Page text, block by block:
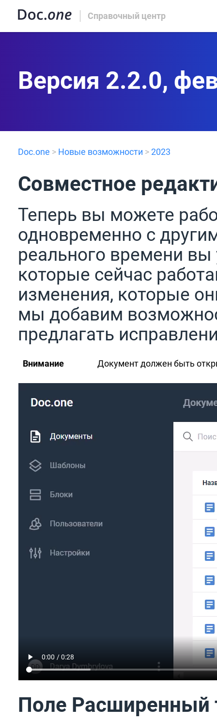
Справочный центр
Версия 2.2.0,
Doc.one > Новые возможности >2023
Совместное
Теперь вы можете
одновременно с
реального времени вы
которые сейчас
изменения, которые
мы добавим
предлагать
Внимание Документ должен быть
Поле Расширенный